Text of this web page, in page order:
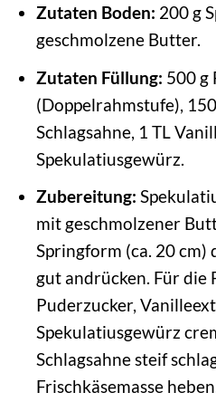
Zutaten Boden: 200 g
geschmolzene Butter.
Zutaten Füllung: 500 g
(Doppelrahmstufe),
Schlagsahne, 1 TL
Spekulatiusgewürz.
Zubereitung:
mit geschmolzener
Springform (ca. 20 cm)
gut andrücken. Für die
Puderzucker,
Spekulatiusgewürz
Schlagsahne steif
Frischkäsemasse